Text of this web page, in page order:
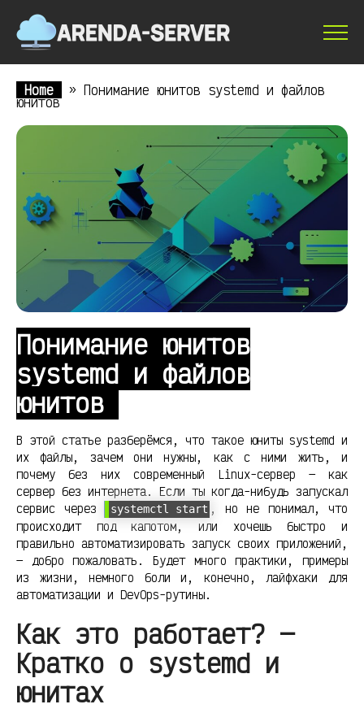
Home » Понимание юнитов systemd и файлов
юнитов
Понимание юнитов
systemd и файлов
юнитов
В этой статье разберёмся, что такое юниты systemd и
их файлы, зачем они нужны, как с ними жить, и
почему без них современный Linux-сервер — как
сервер без интернета. Если ты когда-нибудь запускал
сервис через
systemctl start , но не понимал, что
происходит под капотом, или хочешь быстро и
правильно автоматизировать запуск своих приложений,
— добро пожаловать. Будет много практики, примеры
из жизни, немного боли и, конечно, лайфхаки для
автоматизации и DevOps-рутины.
Как это работает? —
Кратко о systemd и
юнитах